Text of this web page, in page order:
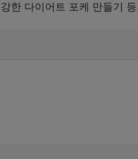
한 다이어트 포케 만들기